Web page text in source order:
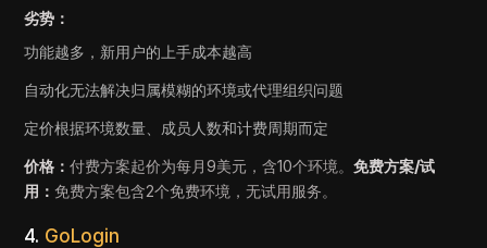
劣势：
功能越多，新用户的上手成本越高
自动化无法解决归属模糊的环境或代理组织问题
定价根据环境数量、成员人数和计费周期而定
价格：付费方案起价为每月9美元，含10个环境。免费方案/试
用：免费方案包含2个免费环境，无试用服务。
4. GoLogin